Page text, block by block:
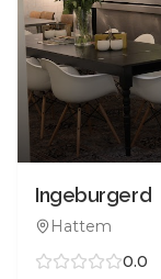
Ingeburgerd
Hattem
0.0